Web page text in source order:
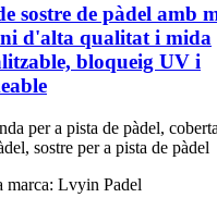
sostre de pàdel amb
d'alta qualitat i mida
bloqueig UV i
per a pista de pàdel,
sostre per a pista de pàdel
marca: Lvyin Padel